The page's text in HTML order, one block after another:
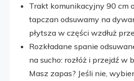
Trakt komunikacyjny 90 cm
tapczan odsuwamy na
płytsza w części wzdłuż
Rozkładane spanie
na sucho: rozłóż i przejdź w
Masz zapas? Jeśli nie,